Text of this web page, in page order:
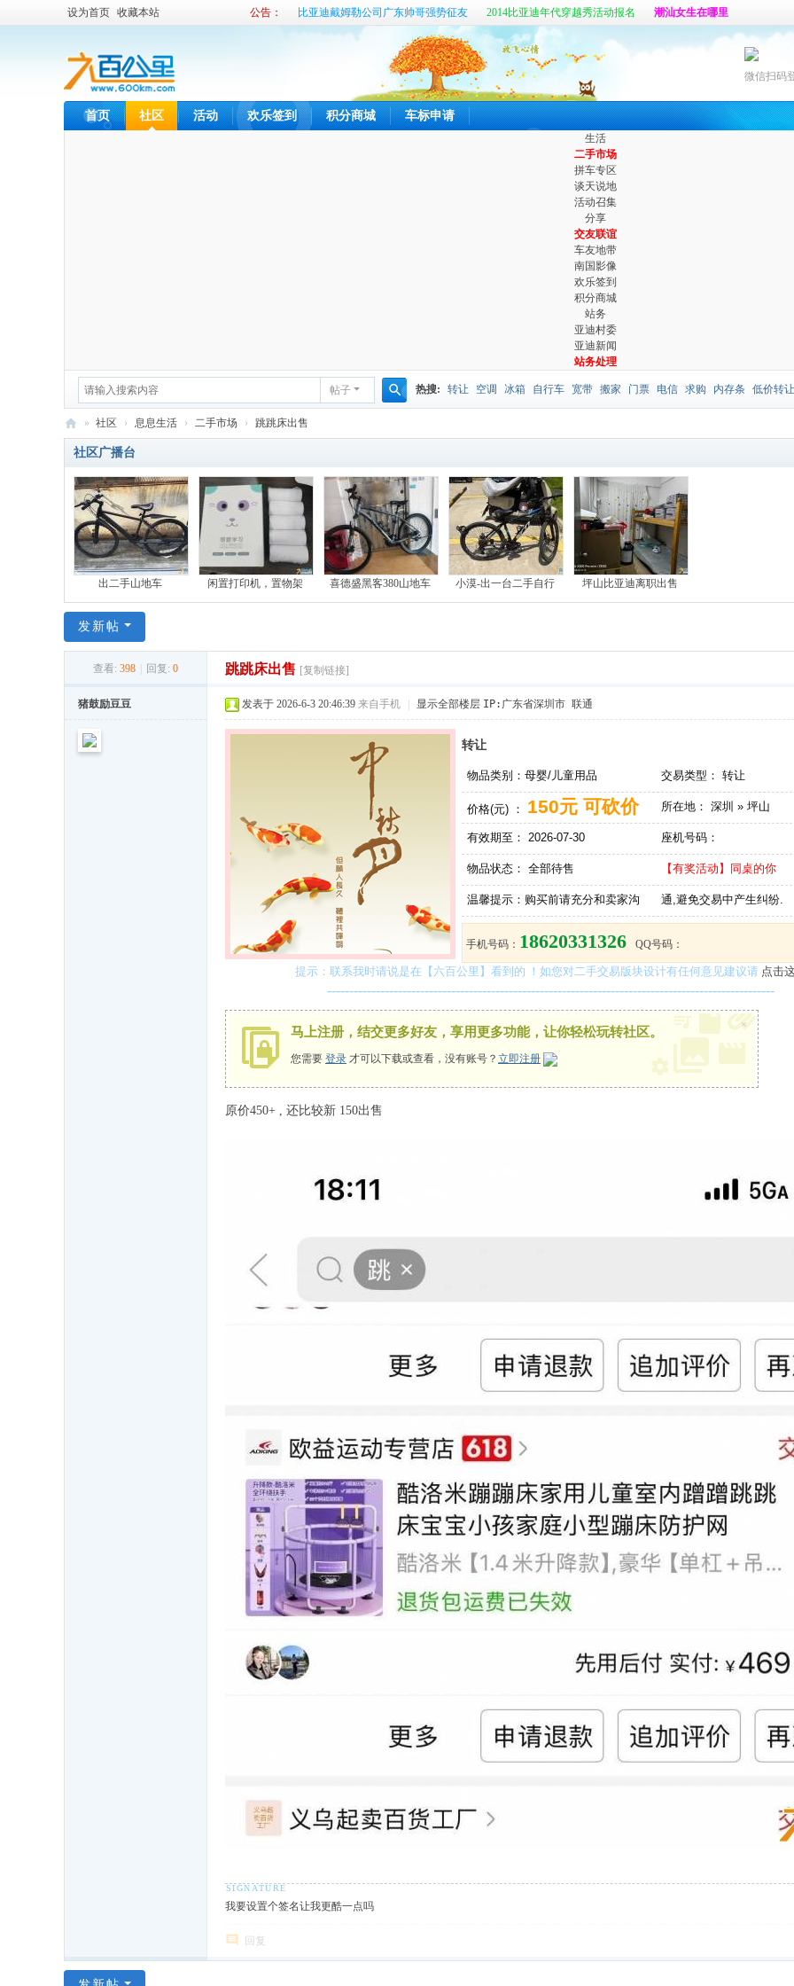
设为首页 收藏本站
微信扫码
首页 社区 活动 欢乐签到 积分商城 车标申请
生活
二手市场
拼车专区
谈天说地
活动召集
分享
交友联谊
车友地带
南国影像
欢乐签到
积分商城
站务
亚迪村委
亚迪新闻
站务处理
帖子
索
热搜: 转让 空调 冰箱 自行车 宽带 搬家 门票 电信 求购 内存条 低价转让
六
百
公
里
比
亚
员
» 社区 › 息息生活 › 二手市场 › 跳跳床出售
社区广播台
出二手山地车 闲置打印机，置物架 喜德盛黑客380山地车 小漠-出一台二手自行 坪山比亚迪离职出售
发新帖
查看: 398 回复: 0 跳跳床出售 [复制链接]
猪鼓励豆豆 发表于 2026-6-3 20:46:39 来自手机 显示全部楼层 IP:广东省深圳市 联通
转让
物品类别： 母婴/儿童用品 交易类型： 转让
价格(元) ： 150元 可砍价 所在地： 深圳 » 坪山
有效期至： 2026-07-30 座机号码：
物品状态： 全部待售 【有奖活动】同桌的你
温馨提示： 购买前请充分和卖家沟 通,避免交易中产生纠纷.
手机号码： 18620331326 QQ号码：
提示：联系我时请说是在【六百公里】看到的 ！如您对二手交易版块设计有任何意见建议请点击
-----------------------------------------------------------------------------------------------------
马上注册，结交更多好友，享用更多功能，让你轻松玩转社区。
您需要 登录 才可以下载或查看，没有账号？ 立即注册
×
原价450+ , 还比较新 150出售
我要设置个签名让我更酷一点吗
回复
公告：
比亚迪戴姆勒公司广东帅哥强势征友
2014比亚迪年代穿越秀活动报名
潮汕女生在哪里
比亚迪内部租车发布帖
真心寻找那个她 六百公里最新客户端开放体验啦